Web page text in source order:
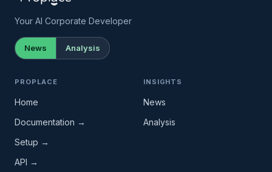
Your AI Corporate Developer
News Analysis
PROPLACE
Home
Documentation →
Setup →
API →
INSIGHTS
News
Analysis